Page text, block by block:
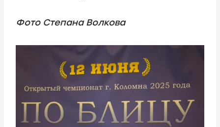
Фото Степана Волкова